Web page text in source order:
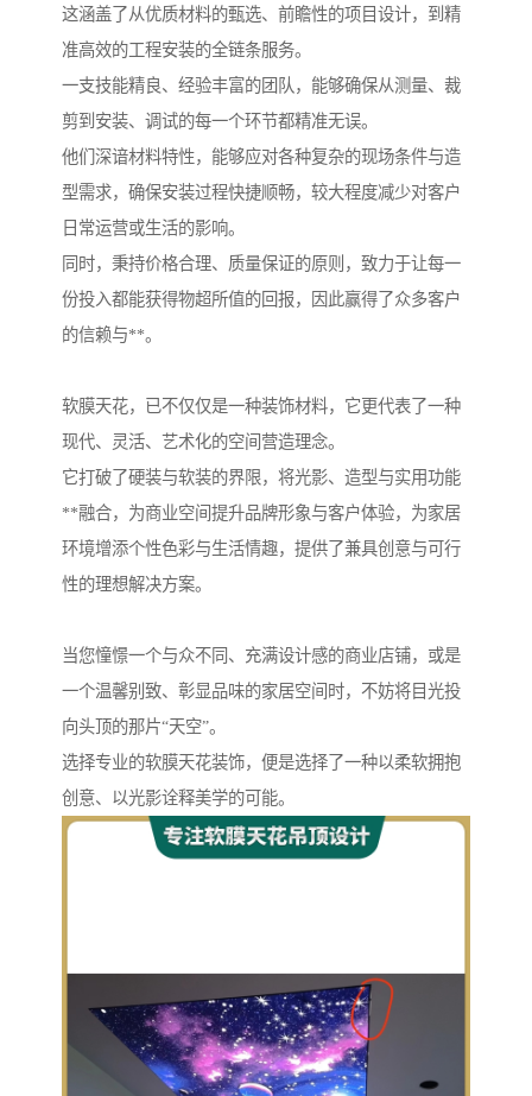
这涵盖了从优质材料的甄选、前瞻性的项目设计，到精
准高效的工程安装的全链条服务。
一支技能精良、经验丰富的团队，能够确保从测量、裁
剪到安装、调试的每一个环节都精准无误。
他们深谙材料特性，能够应对各种复杂的现场条件与造
型需求，确保安装过程快捷顺畅，较大程度减少对客户
日常运营或生活的影响。
同时，秉持价格合理、质量保证的原则，致力于让每一
份投入都能获得物超所值的回报，因此赢得了众多客户
的信赖与**。
软膜天花，已不仅仅是一种装饰材料，它更代表了一种
现代、灵活、艺术化的空间营造理念。
它打破了硬装与软装的界限，将光影、造型与实用功能
**融合，为商业空间提升品牌形象与客户体验，为家居
环境增添个性色彩与生活情趣，提供了兼具创意与可行
性的理想解决方案。
当您憧憬一个与众不同、充满设计感的商业店铺，或是
一个温馨别致、彰显品味的家居空间时，不妨将目光投
向头顶的那片“天空”。
选择专业的软膜天花装饰，便是选择了一种以柔软拥抱
创意、以光影诠释美学的可能。